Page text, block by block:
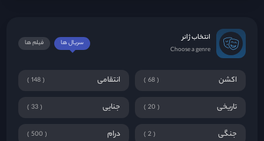
انتخاب ژانر
Choose a genre
فیلم ها سریال ها
اکشن 68 انتقامی 148
تاریخی 20 جنایی 33
جنگی 2 درام 500